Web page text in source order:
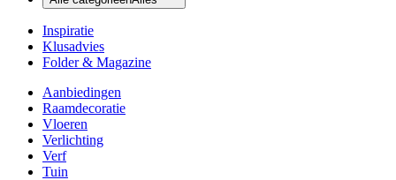
Inspiratie
Klusadvies
Folder & Magazine
Aanbiedingen
Raamdecoratie
Vloeren
Verlichting
Verf
Tuin